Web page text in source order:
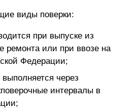
виды поверки:
при выпуске из
ремонта или при ввозе на
Федерации;
через
интервалы в